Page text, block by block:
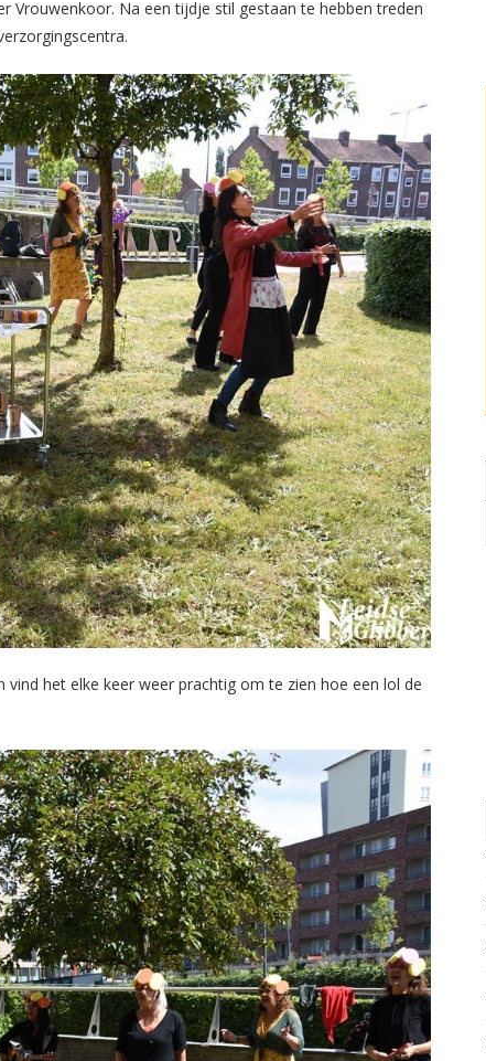
Vrouwenkoor. Na een tijdje stil gestaan te hebben treden
het elke keer weer prachtig om te zien hoe een lol de